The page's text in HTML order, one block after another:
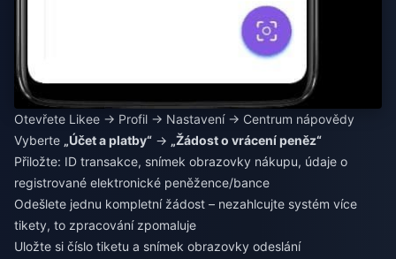
Otevřete Likee → Profil → Nastavení → Centrum nápovědy
Vyberte „Účet a platby“ → „Žádost o vrácení peněz“
Přiložte: ID transakce, snímek obrazovky nákupu, údaje o
registrované elektronické peněžence/bance
Odešlete jednu kompletní žádost – nezahlcujte systém více
tikety, to zpracování zpomaluje
Uložte si číslo tiketu a snímek obrazovky odeslání